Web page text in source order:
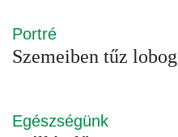
Portré
Szemeiben tűz lobog
Egészségünk